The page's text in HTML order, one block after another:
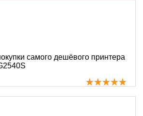
самого дешёвого принтера